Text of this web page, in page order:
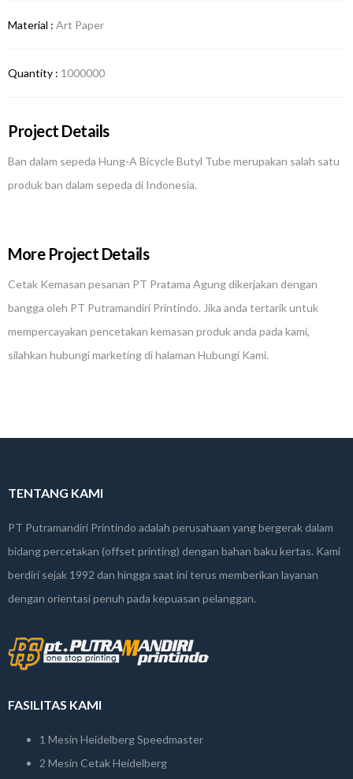
Material : Art Paper
Quantity : 1000000
Project Details
Ban dalam sepeda Hung-A Bicycle Butyl Tube merupakan salah satu
produk ban dalam sepeda di Indonesia.
More Project Details
Cetak Kemasan pesanan PT Pratama Agung dikerjakan dengan
bangga oleh PT Putramandiri Printindo. Jika anda tertarik untuk
mempercayakan pencetakan kemasan produk anda pada kami,
silahkan hubungi marketing di halaman Hubungi Kami.
TENTANG KAMI
PT Putramandiri Printindo adalah perusahaan yang bergerak dalam
bidang percetakan (offset printing) dengan bahan baku kertas. Kami
berdiri sejak 1992 dan hingga saat ini terus memberikan layanan
dengan orientasi penuh pada kepuasan pelanggan.
FASILITAS KAMI
1 Mesin Heidelberg Speedmaster
2 Mesin Cetak Heidelberg